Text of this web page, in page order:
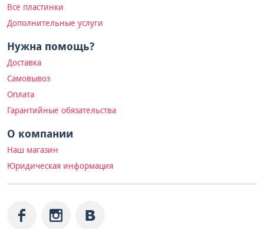
Все пластинки
Дополнительные услуги
Нужна помощь?
Доставка
Самовывоз
Оплата
Гарантийные обязательства
О компании
Наш магазин
Юридическая информация